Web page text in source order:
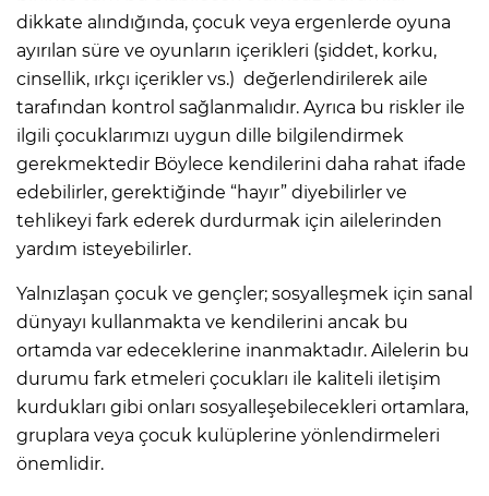
dikkate alındığında, çocuk veya ergenlerde oyuna
ayırılan süre ve oyunların içerikleri (şiddet, korku,
cinsellik, ırkçı içerikler vs.) değerlendirilerek aile
tarafından kontrol sağlanmalıdır. Ayrıca bu riskler ile
ilgili çocuklarımızı uygun dille bilgilendirmek
gerekmektedir Böylece kendilerini daha rahat ifade
edebilirler, gerektiğinde “hayır” diyebilirler ve
tehlikeyi fark ederek durdurmak için ailelerinden
yardım isteyebilirler.
Yalnızlaşan çocuk ve gençler; sosyalleşmek için sanal
dünyayı kullanmakta ve kendilerini ancak bu
ortamda var edeceklerine inanmaktadır. Ailelerin bu
durumu fark etmeleri çocukları ile kaliteli iletişim
kurdukları gibi onları sosyalleşebilecekleri ortamlara,
gruplara veya çocuk kulüplerine yönlendirmeleri
önemlidir.